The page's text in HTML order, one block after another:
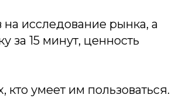
на исследование рынка, а
за 15 минут, ценность
кто умеет им пользоваться.